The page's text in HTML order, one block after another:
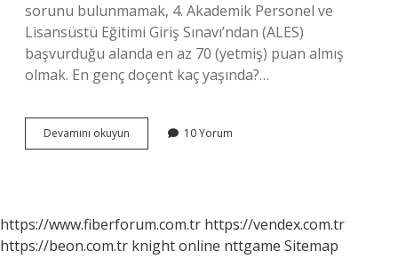
sorunu bulunmamak, 4. Akademik Personel ve
Lisansüstü Eğitimi Giriş Sınavı’ndan (ALES)
başvurduğu alanda en az 70 (yetmiş) puan almış
olmak. En genç doçent kaç yaşında?…
Devamını okuyun
Olmak
Mı
10 Yorum
https://www.fiberforum.com.tr https://vendex.com.tr
https://beon.com.tr knight online nttgame Sitemap